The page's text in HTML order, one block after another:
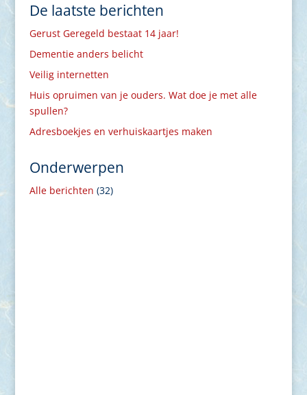
De laatste berichten
Gerust Geregeld bestaat 14 jaar!
Dementie anders belicht
Veilig internetten
Huis opruimen van je ouders. Wat doe je met alle
spullen?
Adresboekjes en verhuiskaartjes maken
Onderwerpen
Alle berichten (32)